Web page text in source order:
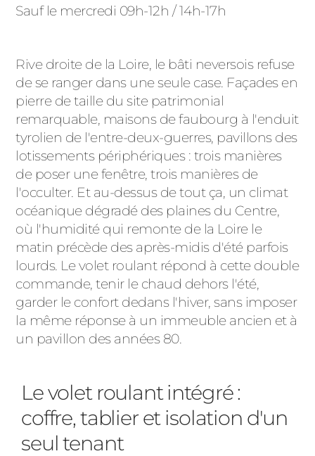
Sauf le mercredi 09h-12h / 14h-17h
Rive droite de la Loire, le bâti neversois refuse
de se ranger dans une seule case. Façades en
pierre de taille du site patrimonial
remarquable, maisons de faubourg à l'enduit
tyrolien de l'entre-deux-guerres, pavillons des
lotissements périphériques : trois manières
de poser une fenêtre, trois manières de
l'occulter. Et au-dessus de tout ça, un climat
océanique dégradé des plaines du Centre,
où l'humidité qui remonte de la Loire le
matin précède des après-midis d'été parfois
lourds. Le volet roulant répond à cette double
commande, tenir le chaud dehors l'été,
garder le confort dedans l'hiver, sans imposer
la même réponse à un immeuble ancien et à
un pavillon des années 80.
Le volet roulant intégré :
coffre, tablier et isolation d'un
seul tenant